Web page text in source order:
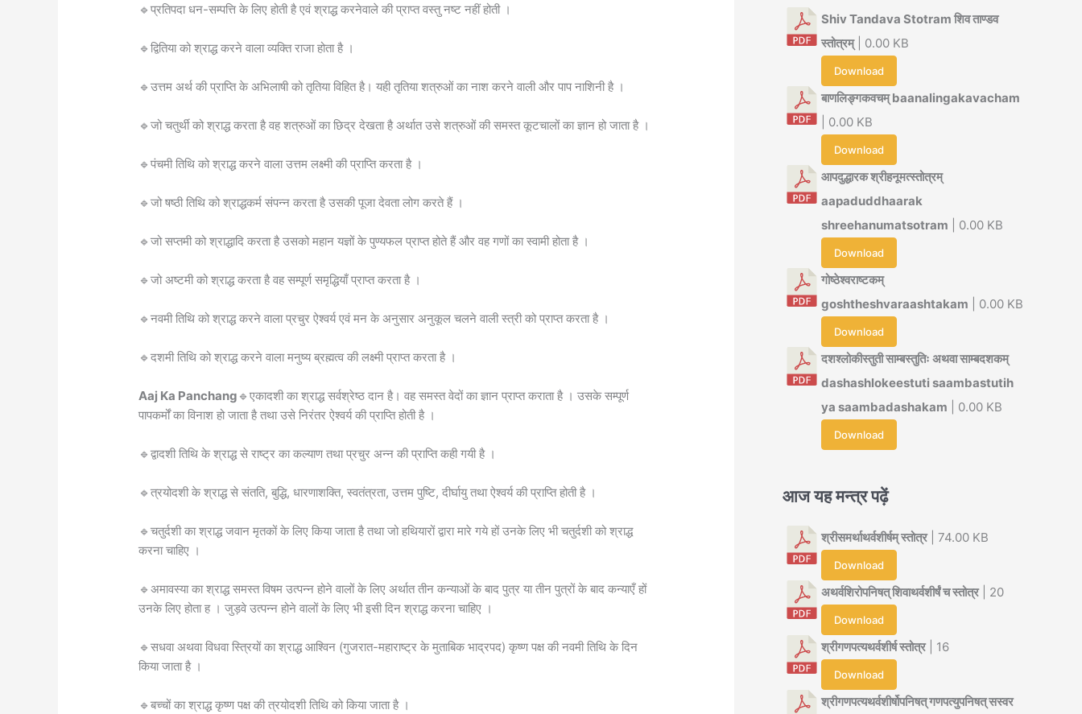
🔹प्रतिपदा धन-सम्पत्ति के लिए होती है एवं श्राद्ध करनेवाले की प्राप्त वस्तु नष्ट नहीं होती ।
🔹द्वितिया को श्राद्ध करने वाला व्यक्ति राजा होता है ।
🔹उत्तम अर्थ की प्राप्ति के अभिलाषी को तृतिया विहित है। यही तृतिया शत्रुओं का नाश करने वाली और पाप नाशिनी है ।
🔹जो चतुर्थी को श्राद्ध करता है वह शत्रुओं का छिद्र देखता है अर्थात उसे शत्रुओं की समस्त कूटचालों का ज्ञान हो जाता है ।
🔹पंचमी तिथि को श्राद्ध करने वाला उत्तम लक्ष्मी की प्राप्ति करता है ।
🔹जो षष्ठी तिथि को श्राद्धकर्म संपन्न करता है उसकी पूजा देवता लोग करते हैं ।
🔹जो सप्तमी को श्राद्धादि करता है उसको महान यज्ञों के पुण्यफल प्राप्त होते हैं और वह गणों का स्वामी होता है ।
🔹जो अष्टमी को श्राद्ध करता है वह सम्पूर्ण समृद्धियाँ प्राप्त करता है ।
🔹नवमी तिथि को श्राद्ध करने वाला प्रचुर ऐश्वर्य एवं मन के अनुसार अनुकूल चलने वाली स्त्री को प्राप्त करता है ।
🔹दशमी तिथि को श्राद्ध करने वाला मनुष्य ब्रह्मत्व की लक्ष्मी प्राप्त करता है ।
Aaj Ka Panchang 🔹एकादशी का श्राद्ध सर्वश्रेष्ठ दान है। वह समस्त वेदों का ज्ञान प्राप्त कराता है । उसके सम्पूर्ण
पापकर्मों का विनाश हो जाता है तथा उसे निरंतर ऐश्वर्य की प्राप्ति होती है ।
🔹द्वादशी तिथि के श्राद्ध से राष्ट्र का कल्याण तथा प्रचुर अन्न की प्राप्ति कही गयी है ।
🔹त्रयोदशी के श्राद्ध से संतति, बुद्धि, धारणाशक्ति, स्वतंत्रता, उत्तम पुष्टि, दीर्घायु तथा ऐश्वर्य की प्राप्ति होती है ।
🔹चतुर्दशी का श्राद्ध जवान मृतकों के लिए किया जाता है तथा जो हथियारों द्वारा मारे गये हों उनके लिए भी चतुर्दशी को श्राद्ध
करना चाहिए ।
🔹अमावस्या का श्राद्ध समस्त विषम उत्पन्न होने वालों के लिए अर्थात तीन कन्याओं के बाद पुत्र या तीन पुत्रों के बाद कन्याएँ हों
उनके लिए होता ह । जुड़वे उत्पन्न होने वालों के लिए भी इसी दिन श्राद्ध करना चाहिए ।
🔹सधवा अथवा विधवा स्त्रियों का श्राद्ध आश्विन (गुजरात-महाराष्ट्र के मुताबिक भाद्रपद) कृष्ण पक्ष की नवमी तिथि के दिन
किया जाता है ।
🔹बच्चों का श्राद्ध कृष्ण पक्ष की त्रयोदशी तिथि को किया जाता है ।
Shiv Tandava Stotram शिव ताण्डव
स्तोत्रम्| 0.00 KB
Download
बाणलिङ्गकवचम् baanalingakavacham
| 0.00 KB
Download
आपदुद्धारक श्रीहनूमत्स्तोत्रम्
aapaduddhaarak
shreehanumatsotram | 0.00 KB
Download
गोष्ठेश्वराष्टकम्
goshtheshvaraashtakam | 0.00 KB
Download
दशश्लोकीस्तुती साम्बस्तुतिः अथवा साम्बदशकम्
dashashlokeestuti saambastutih
ya saambadashakam | 0.00 KB
Download
आज यह मन्त्र पढ़ें
श्रीसमर्थाथर्वशीर्षम् स्तोत्र| 74.00 KB
Download
अथर्वशिरोपनिषत् शिवाथर्वशीर्षं च स्तोत्र| 20
Download
श्रीगणपत्यथर्वशीर्ष स्तोत्र| 16
Download
श्रीगणपत्यथर्वशीर्षोपनिषत् गणपत्युपनिषत् सस्वर